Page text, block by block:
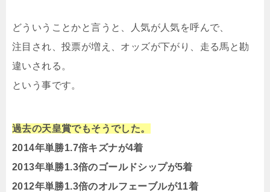
どういうことかと言うと、人気が人気を呼んで、
注目され、投票が増え、オッズが下がり、走る馬と勘
違いされる。
という事です。
過去の天皇賞でもそうでした。
2014年単勝1.7倍キズナが4着
2013年単勝1.3倍のゴールドシップが5着
2012年単勝1.3倍のオルフェーブルが11着